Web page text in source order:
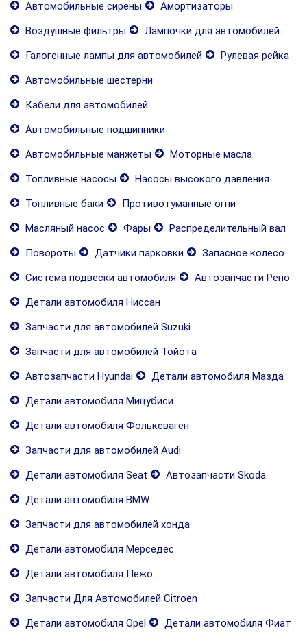
Автомобильные сирены
Амортизаторы
Воздушные фильтры
Лампочки для автомобилей
Галогенные лампы для автомобилей
Рулевая рейка
Автомобильные шестерни
Кабели для автомобилей
Автомобильные подшипники
Автомобильные манжеты
Моторные масла
Топливные насосы
Насосы высокого давления
Топливные баки
Противотуманные огни
Масляный насос
Фары
Распределительный вал
Повороты
Датчики парковки
Запасное колесо
Система подвески автомобиля
Автозапчасти Рено
Детали автомобиля Ниссан
Запчасти для автомобилей Suzuki
Запчасти для автомобилей Тойота
Автозапчасти Hyundai
Детали автомобиля Мазда
Детали автомобиля Мицубиси
Детали автомобиля Фольксваген
Запчасти для автомобилей Audi
Детали автомобиля Seat
Автозапчасти Skoda
Детали автомобиля BMW
Запчасти для автомобилей хонда
Детали автомобиля Мерседес
Детали автомобиля Пежо
Запчасти Для Автомобилей Citroen
Детали автомобиля Opel
Детали автомобиля Фиат